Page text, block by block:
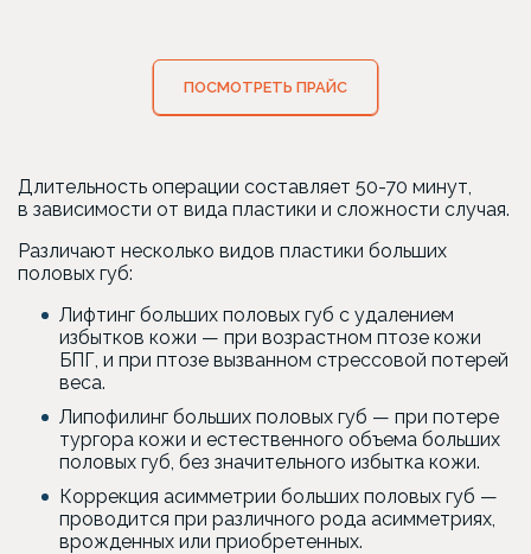
ПОСМОТРЕТЬ ПРАЙС
Длительность операции составляет 50-70 минут,
в зависимости от вида пластики и сложности случая.
Различают несколько видов пластики больших
половых губ:
Лифтинг больших половых губ с удалением
избытков кожи — при возрастном птозе кожи
БПГ, и при птозе вызванном стрессовой потерей
веса.
Липофилинг больших половых губ — при потере
тургора кожи и естественного объема больших
половых губ, без значительного избытка кожи.
Коррекция асимметрии больших половых губ —
проводится при различного рода асимметриях,
врожденных или приобретенных.